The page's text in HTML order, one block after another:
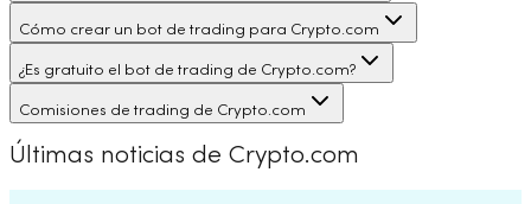
Cómo crear un bot de trading para Crypto.com
¿Es gratuito el bot de trading de Crypto.com?
Comisiones de trading de Crypto.com
Últimas noticias de Crypto.com